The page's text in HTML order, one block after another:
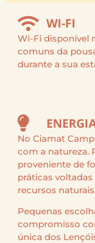
WI-FI
Wi-Fi disponível
comuns da
durante a sua
No Ciamat
com a natureza.
proveniente de
práticas
recursos
Pequenas
compromisso
única dos